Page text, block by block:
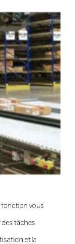
vous
tâches
et la